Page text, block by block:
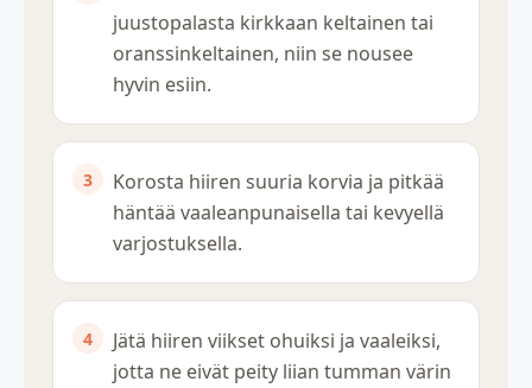
juustopalasta kirkkaan keltainen tai
oranssinkeltainen, niin se nousee
hyvin esiin.
Korosta hiiren suuria korvia ja pitkää
häntää vaaleanpunaisella tai kevyellä
varjostuksella.
Jätä hiiren viikset ohuiksi ja vaaleiksi,
jotta ne eivät peity liian tumman värin